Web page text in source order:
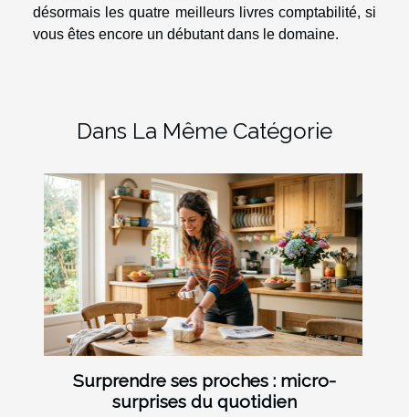
désormais les quatre meilleurs livres comptabilité, si
vous êtes encore un débutant dans le domaine.
Dans La Même Catégorie
Surprendre ses proches : micro-
surprises du quotidien